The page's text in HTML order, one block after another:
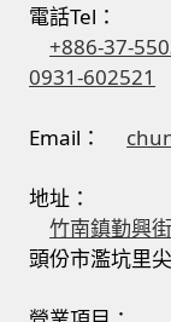
電話Tel：
+886-37-
0931-602521
Email：
地址：
竹南鎮勤興
頭份市濫坑里